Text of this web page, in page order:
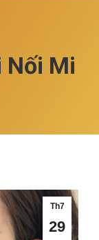
Nối Mi
Th7
29